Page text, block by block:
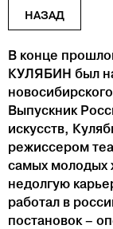
НАЗАД
В конце
КУЛЯБИН был
Выпускник
искусств,
режиссером
самых молодых
недолгую
работал в
постановок –